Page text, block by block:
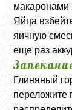
макаронами
Яйца
яичную
еще раз
Глиняный
переложите